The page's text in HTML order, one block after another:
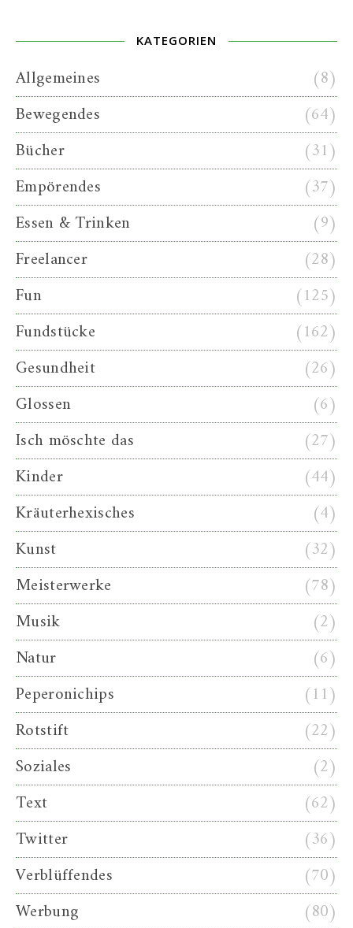
KATEGORIEN
Allgemeines
(8)
Bewegendes
(64)
Bücher
(31)
Empörendes
(37)
Essen & Trinken
(9)
Freelancer
(28)
Fun
(125)
Fundstücke
(162)
Gesundheit
(26)
Glossen
(6)
Isch möschte das
(27)
Kinder
(44)
Kräuterhexisches
(4)
Kunst
(32)
Meisterwerke
(78)
Musik
(2)
Natur
(6)
Peperonichips
(11)
Rotstift
(22)
Soziales
(2)
Text
(62)
Twitter
(36)
Verblüffendes
(70)
Werbung
(80)